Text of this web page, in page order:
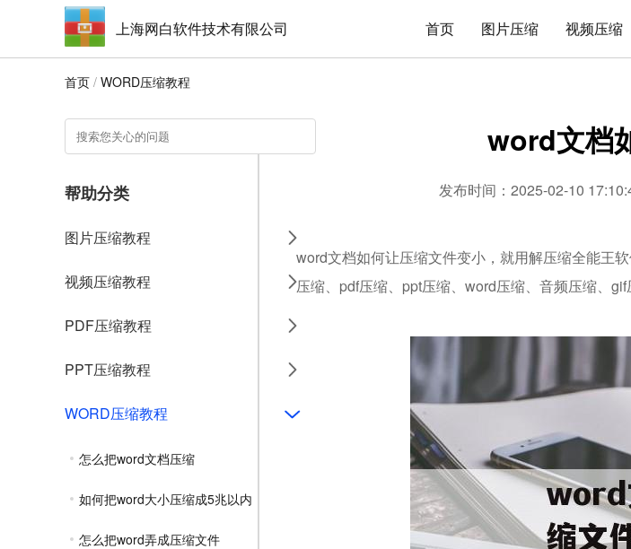
上海网白软件技术有限公司 首页 图片压缩 视频压缩
首页 / WORD压缩教程
帮助分类
图片压缩教程
视频压缩教程
PDF压缩教程
PPT压缩教程
WORD压缩教程
怎么把word文档压缩
如何把word大小压缩成5兆以内
怎么把word弄成压缩文件
word文档
发布时间：2025-02-10
word文档如何让压缩文件变小，就用解压缩全能王
压缩、pdf压缩、ppt压缩、word压缩、音频压缩、gif